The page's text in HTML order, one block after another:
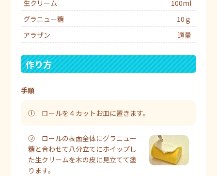
生クリーム
100ml
グラニュー糖
10ｇ
アラザン
適量
作り方
手順
① ロールを４カットお皿に置きます。
② ロールの表面全体にグラニュー
糖と合わせて八分立てにホイップし
た生クリームを木の皮に見立てて塗
ります。